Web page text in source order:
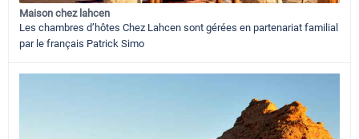
Maison chez lahcen
Les chambres d’hôtes Chez Lahcen sont gérées en partenariat familial
par le français Patrick Simo